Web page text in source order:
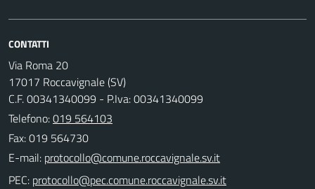
CONTATTI
Via Roma 20
17017 Roccavignale (SV)
C.F. 00341340099 - P.Iva: 00341340099
Telefono:019 564103
Fax: 019 564730
E-mail:
PEC: